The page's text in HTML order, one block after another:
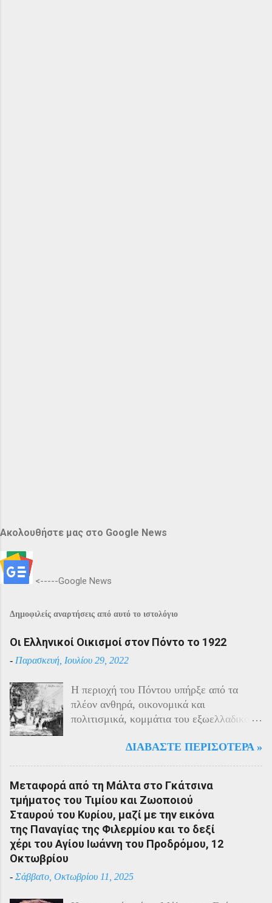
Ακολουθήστε μας στο Google News
<-----Google News
Δημοφιλείς αναρτήσεις από αυτό το ιστολόγιο
Οι Ελληνικοί Οικισμοί στον Πόντο το 1922
- Παρασκευή, Ιουλίου 29, 2022
Η περιοχή του Πόντου υπήρξε από τα
πλέον ανθηρά, οικονομικά και
πολιτισμικά, κομμάτια του εξωελλαδικού
40% του πληθυσμού της περιοχής και μαζί
του Πόντου είχε και αυτός στη διάρκεια
του πολέμου την ίδια τύχη με τον
υπόλοιπο μικρασιατικό πληθυσμό. Με την
είσοδο της Τουρκίας στον πόλεμο
πραγματοποιήθηκαν εκκενώσεις οικισμών,
οικογένειες των φυγοστράτων.
ΔΙΑΒΆΣΤΕ ΠΕΡΙΣΌΤΕΡΑ »
Μεταφορά από τη Μάλτα στο Γκάτσινα
τμήματος του Τιμίου και Ζωοποιού
Σταυρού του Κυρίου, μαζί με την εικόνα
της Παναγίας της Φιλερμίου και το δεξί
χέρι του Αγίου Ιωάννη του Προδρόμου, 12
Οκτωβρίου
- Σάββατο, Οκτωβρίου 11, 2025